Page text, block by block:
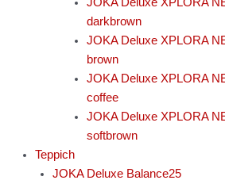
darkbrown
JOKA Deluxe XPLORA
brown
JOKA Deluxe XPLORA
coffee
JOKA Deluxe XPLORA
softbrown
Teppich
JOKA Deluxe Balance25